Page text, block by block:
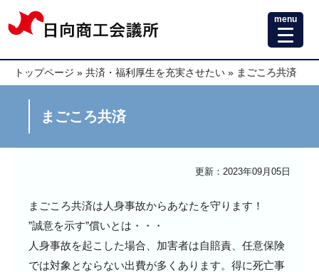
menu
トップページ » 共済・福利厚生を充実させたい » まごころ共済
まごころ共済
更新：2023年09月05日
まごころ共済は人身事故からあなたを守ります！
”誠意を示す”償いとは・・・
人身事故を起こした場合、加害者は自賠責、任意保険
では対象とならない出費が多くあります。得に死亡事